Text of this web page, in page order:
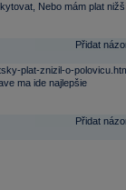
Nebo mám plat
Přidat
plat-znizil-o-
ma ide najlepšie
Přidat